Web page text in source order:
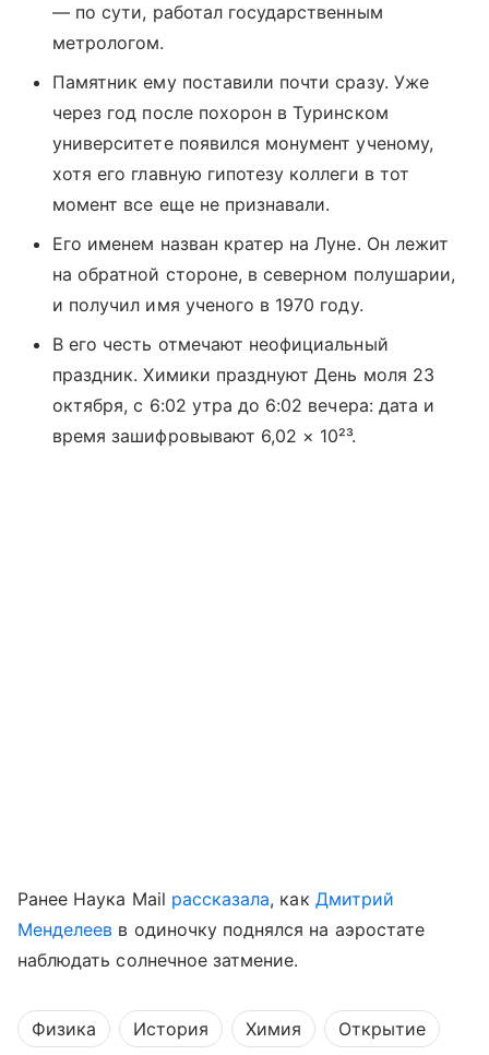
— по сути, работал государственным
метрологом.
Памятник ему поставили почти сразу. Уже
через год после похорон в Туринском
университете появился монумент ученому,
хотя его главную гипотезу коллеги в тот
момент все еще не признавали.
Его именем назван кратер на Луне. Он лежит
на обратной стороне, в северном полушарии,
и получил имя ученого в 1970 году.
В его честь отмечают неофициальный
праздник. Химики празднуют День моля 23
октября, с 6:02 утра до 6:02 вечера: дата и
время зашифровывают 6,02 × 10²³.
Ранее Наука Mail рассказала, как Дмитрий
Менделеев в одиночку поднялся на аэростате
наблюдать солнечное затмение.
Физика История Химия Открытие